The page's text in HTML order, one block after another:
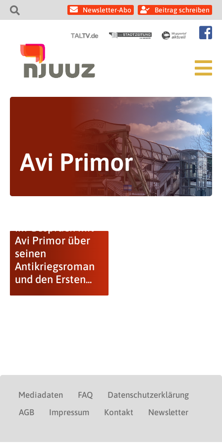
Newsletter-Abo Beitrag schreiben
Avi Primor
Avi Primor über
seinen
Antikriegsroman
und den Ersten...
Mediadaten FAQ
Datenschutzerklärung
AGB
Impressum Kontakt Newsletter